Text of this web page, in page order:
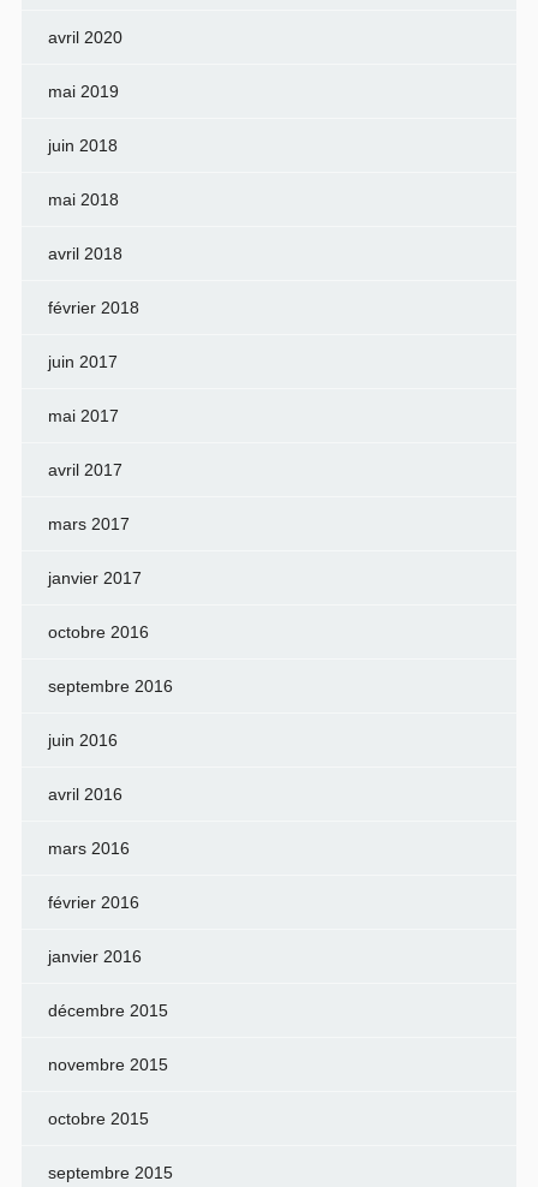
avril 2020
mai 2019
juin 2018
mai 2018
avril 2018
février 2018
juin 2017
mai 2017
avril 2017
mars 2017
janvier 2017
octobre 2016
septembre 2016
juin 2016
avril 2016
mars 2016
février 2016
janvier 2016
décembre 2015
novembre 2015
octobre 2015
septembre 2015